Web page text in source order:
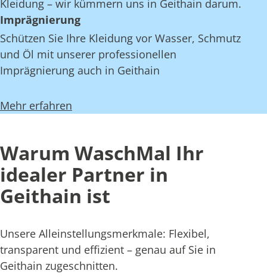
Kleidung – wir kümmern uns in Geithain darum.
Imprägnierung
Schützen Sie Ihre Kleidung vor Wasser, Schmutz
und Öl mit unserer professionellen
Imprägnierung auch in Geithain
Mehr erfahren
Warum WaschMal Ihr
idealer Partner in
Geithain ist
Unsere Alleinstellungsmerkmale: Flexibel,
transparent und effizient – genau auf Sie in
Geithain zugeschnitten.